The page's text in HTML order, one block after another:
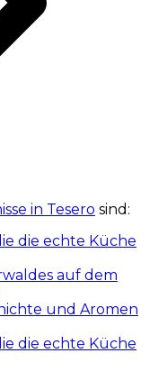
in Tesero sind:
die echte Küche
auf dem
und Aromen
die echte Küche